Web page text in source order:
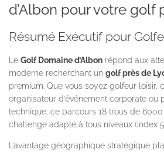
d’Albon pour votre golf
Résumé Exécutif pour
Le Golf Domaine d’Albon répond aux
moderne recherchant un golf près de
premium. Que vous soyez golfeur loisir,
organisateur d’événement corporate ou
technique, ce parcours 18 trous de
challenge adapté à tous niveaux (index
L’avantage géographique stratégique